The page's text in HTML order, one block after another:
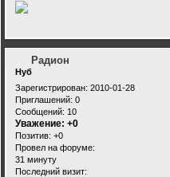
Радион
Нуб
Зарегистрирован: 2010-01-28
Приглашений: 0
Сообщений: 10
Уважение: +0
Позитив: +0
Провел на форуме:
31 минуту
Последний визит: